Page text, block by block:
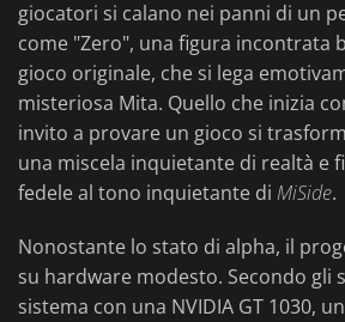
giocatori si calano nei panni di un
come "Zero", una figura incontrata
gioco originale, che si lega
misteriosa Mita. Quello che inizia
invito a provare un gioco si
una miscela inquietante di realtà e
fedele al tono inquietante di MiSide.
Nonostante lo stato di alpha, il
su hardware modesto. Secondo gli
sistema con una NVIDIA GT 1030,